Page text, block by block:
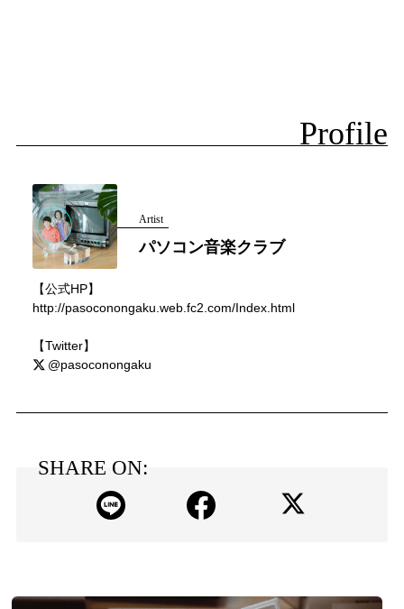
Profile
Artist
パソコン音楽クラブ
【公式HP】
http://pasoconongaku.web.fc2.com/Index.html
【Twitter】
@pasoconongaku
SHARE ON: